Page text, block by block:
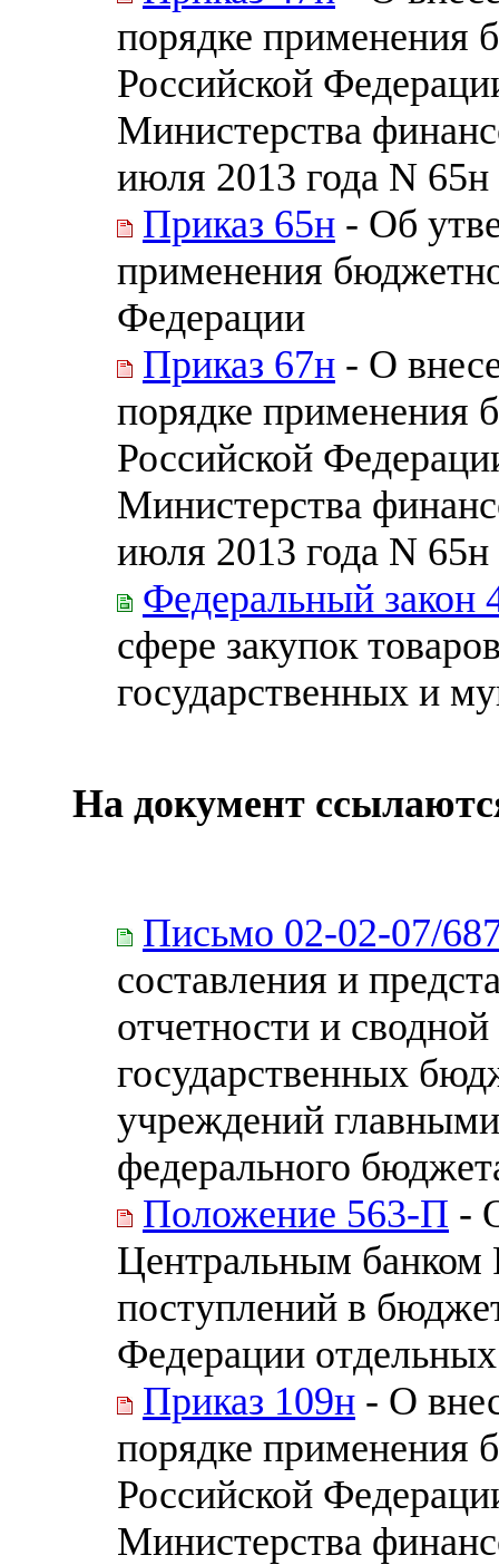
порядке применения
Российской
Министерства
июля 2013 года N 65н
Приказ 65н - Об
применения
Федерации
Приказ 67н - О
порядке применения
Российской
Министерства
июля 2013 года N 65н
Федеральный закон
сфере закупок
государственных и
На документ
Письмо 02-02-07/
составления и
отчетности и
государственных
учреждений
федерального
Положение 563-П -
Центральным банком
поступлений в
Федерации
Приказ 109н - О
порядке применения
Российской
Министерства